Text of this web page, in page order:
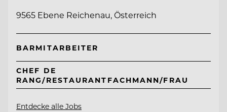
9565 Ebene Reichenau, Österreich
BARMITARBEITER
CHEF DE
RANG/RESTAURANTFACHMANN/FRAU
Entdecke alle Jobs